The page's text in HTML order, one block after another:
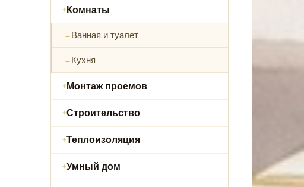
Комнаты
Ванная и туалет
Кухня
Монтаж проемов
Строительство
Теплоизоляция
Умный дом